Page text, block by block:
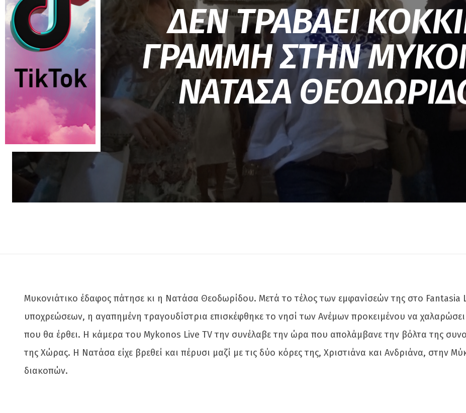
ΔΕΝ ΤΡΑΒΑΕΙ
ΓΡΑΜΜΗ ΣΤΗΝ
ΝΑΤΑΣΑ
Μυκονιάτικο έδαφος πάτησε κι η Νατάσα Θεοδωρίδου. Μετά το τέλος των εμφανίσεών της στο Fantasia
υποχρεώσεων, η αγαπημένη τραγουδίστρια επισκέφθηκε το νησί των Ανέμων προκειμένου να χαλαρώσει
που θα έρθει. Η κάμερα του Mykonos Live TV την συνέλαβε την ώρα που απολάμβανε την βόλτα της
της Χώρας. Η Νατάσα είχε βρεθεί και πέρυσι μαζί με τις δύο κόρες της, Χριστιάνα και Ανδριάνα, στην
διακοπών.